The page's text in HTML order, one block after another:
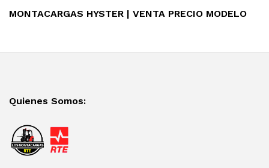
Post
MONTACARGAS HYSTER | VENTA PRECIO MODELO
Quienes Somos: